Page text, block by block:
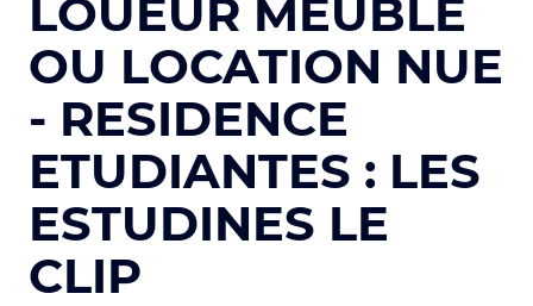
LOUEUR MEUBLE
OU LOCATION NUE
- RESIDENCE
ETUDIANTES : LES
ESTUDINES LE
CLIP